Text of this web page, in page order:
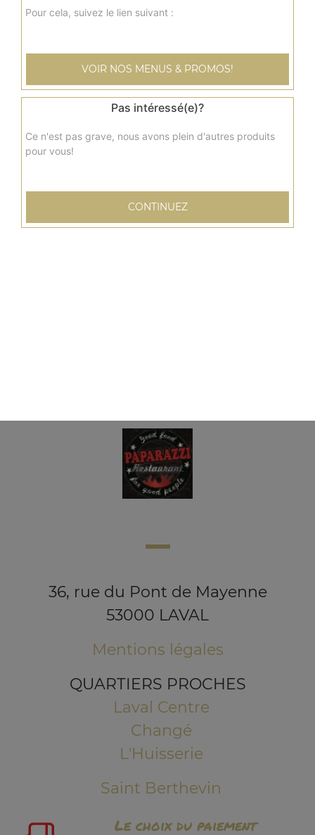
Salade, tomates, oignons, frites, sauce au choix
Salade, tomates, oignons, frites, sauce au choix
Assiette 3 viandes
Salade, tomates, oignons, frites, sauce au choix
36, rue du Pont de Mayenne
53000 LAVAL
Mentions légales
QUARTIERS PROCHES
Laval Centre
Changé
L'Huisserie
Saint Berthevin
Le choix du paiement
Pour cela, suivez le lien suivant :
VOIR NOS MENUS & PROMOS!
Pas intéressé(e)?
Ce n'est pas grave, nous avons plein d'autres produits
pour vous!
CONTINUEZ